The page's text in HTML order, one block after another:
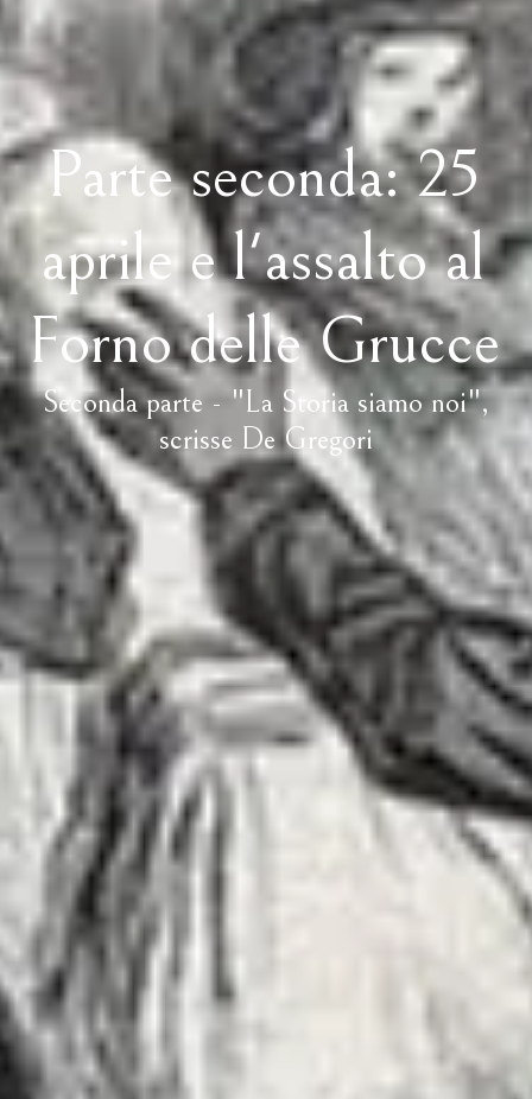
Parte seconda: 25
aprile e l'assalto al
Forno delle Grucce
Seconda parte - "La Storia siamo noi",
scrisse De Gregori